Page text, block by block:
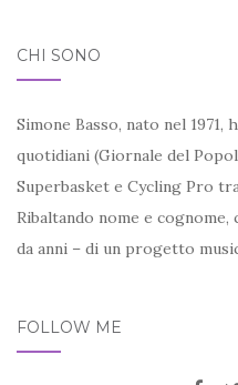
CHI SONO
Simone Basso, nato nel
quotidiani (Giornale del
Superbasket e Cycling Pro
Ribaltando nome e cognome,
da anni – di un progetto
FOLLOW ME